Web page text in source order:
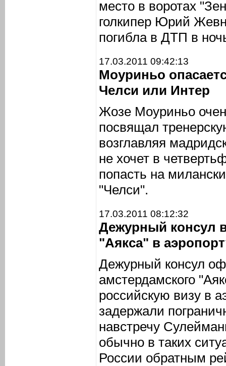
место в воротах
голкипер Юрий
погибла в ДТП в
17.03.2011 09:42:13
Моуриньо
Челси или Интер
Жозе Моуриньо
посвящал
возглавляя
не хочет в
попасть на
"Челси".
17.03.2011 08:12:32
Дежурный консул
"Аякса" в
Дежурный консул
амстердамского
российскую визу в
задержали
навстречу
обычно в таких
России обратным